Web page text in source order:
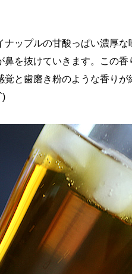
ナップルの甘酸っぱい濃厚
鼻を抜けていきます。この
覚と歯磨き粉のような香り